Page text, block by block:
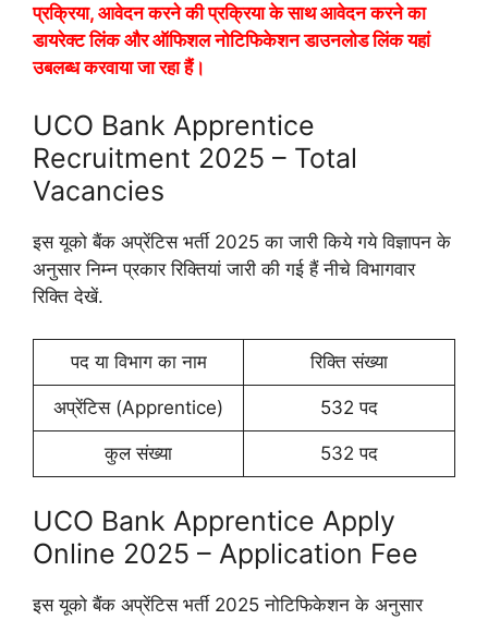
प्रक्रिया, आवेदन करने की प्रक्रिया के साथ आवेदन करने का
डायरेक्ट लिंक और ऑफिशल नोटिफिकेशन डाउनलोड लिंक यहां
उबलब्ध करवाया जा रहा हैं।
UCO Bank Apprentice
Recruitment 2025 – Total
Vacancies
इस यूको बैंक अप्रेंटिस भर्ती 2025 का जारी किये गये विज्ञापन के
अनुसार निम्न प्रकार रिक्तियां जारी की गई हैं नीचे विभागवार
रिक्ति देखें.
पद या विभाग का नाम रिक्ति संख्या
अप्रेंटिस (Apprentice) 532 पद
कुल संख्या 532 पद
UCO Bank Apprentice Apply
Online 2025 – Application Fee
इस यूको बैंक अप्रेंटिस भर्ती 2025 नोटिफिकेशन के अनुसार